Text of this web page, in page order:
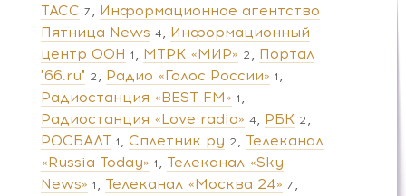
ТАСС 7
Информационное агентство
Пятница News 4
Информационный
центр ООН 1 МТРК «МИР» 2
Портал
"66.ru" 2 Радио «Голос России» 1
Радиостанция «BEST FM» 1
Радиостанция «Love radio» 4 РБК 2
РОСБАЛТ 1 Сплетник ру 2
Телеканал
«Russia Today» 1
Телеканал «Sky
News» 1 Телеканал «Москва 24» 7